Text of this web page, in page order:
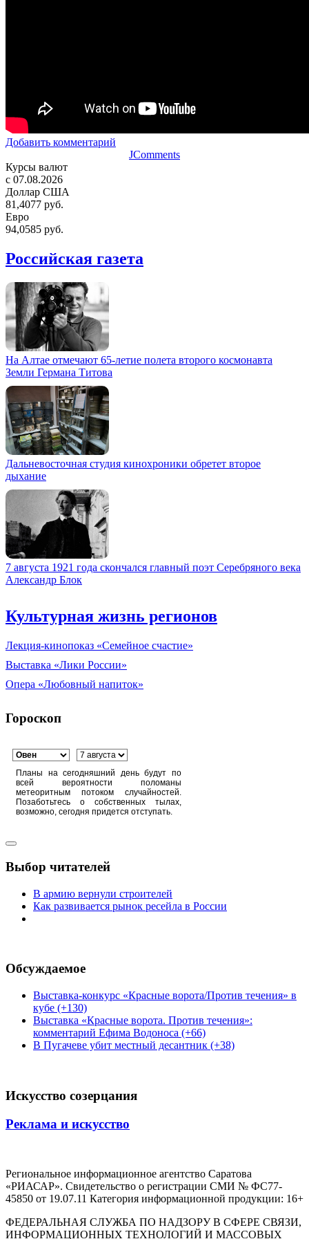
Добавить комментарий
JComments
Курсы валют
c 07.08.2026
Доллар США
81,4077 руб.
Евро
94,0585 руб.
Российская газета
На Алтае отмечают 65-летие полета второго космонавта
Земли Германа Титова
Дальневосточная студия кинохроники обретет второе
дыхание
7 августа 1921 года скончался главный поэт Серебряного века
Александр Блок
Культурная жизнь регионов
Лекция-кинопоказ «Семейное счастие»
Выставка «Лики России»
Опера «Любовный напиток»
Гороскоп
Планы на сегодняшний день будут по
всей вероятности поломаны
метеоритным потоком случайностей.
Позаботьтесь о собственных тылах,
возможно, сегодня придется отступать.
Выбор читателей
В армию вернули строителей
Как развивается рынок ресейла в России
Обсуждаемое
Выставка-конкурс «Красные ворота/Против течения» в
кубе (+130)
Выставка «Красные ворота. Против течения»:
комментарий Ефима Водоноса (+66)
В Пугачеве убит местный десантник (+38)
Искусство созерцания
Реклама и искусство
Региональное информационное агентство Саратова
«РИАСАР». Свидетельство о регистрации СМИ № ФС77-
45850 от 19.07.11 Категория информационной продукции: 16+
ФЕДЕРАЛЬНАЯ СЛУЖБА ПО НАДЗОРУ В СФЕРЕ СВЯЗИ,
ИНФОРМАЦИОННЫХ ТЕХНОЛОГИЙ И МАССОВЫХ